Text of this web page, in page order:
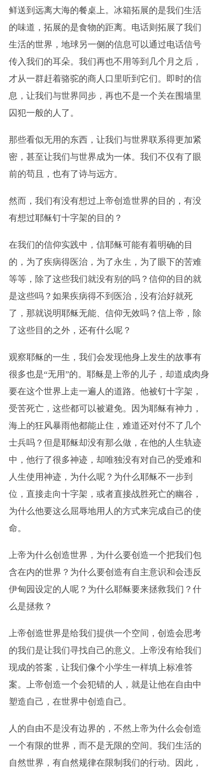
鲜送到远离大海的餐桌上。冰箱拓展的是我们生活
的味道，拓展的是食物的距离。电话则拓展了我们
生活的世界，地球另一侧的信息可以通过电话信号
传入我们的耳朵。我们再也不用等到几个月之后，
才从一群赶着骆驼的商人口里听到它们。即时的信
息，让我们与世界同步，再也不是一个关在围墙里
囚犯一般的人了。
那些看似无用的东西，让我们与世界联系得更加紧
密，甚至让我们与世界成为一体。我们不仅有了眼
前的苟且，也有了诗与远方。
然而，我们有没有想过上帝创造世界的目的，有没
有想过耶稣钉十字架的目的？
在我们的信仰实践中，信耶稣可能有着明确的目
的，为了疾病得医治，为了永生，为了眼下的苦难
等等，除了这些我们就没有别的吗？信仰的目的就
是这些吗？如果疾病得不到医治，没有治好就死
了，那就说明耶稣无能、信仰无效吗？信上帝，除
了这些目的之外，还有什么呢？
观察耶稣的一生，我们会发现他身上发生的故事有
很多也是“无用”的。耶稣是上帝的儿子，却道成肉身
要在这个世界上走一遍人的道路。他被钉十字架，
受苦死亡，这些都可以被避免。因为耶稣有神力，
海上的狂风暴雨他都能止住，难道还对付不了几个
士兵吗？但是耶稣却没有那么做，在他的人生轨迹
中，他行了很多神迹，却唯独没有对自己的受难和
人生使用神迹，为什么呢？为什么耶稣不一步到
位，直接走向十字架，或者直接战胜死亡的幽谷，
为什么他要这么屈辱地用人的方式来完成自己的使
命。
上帝为什么创造世界，为什么要创造一个把我们包
含在内的世界？为什么要创造有自主意识和会违反
伊甸园设定的人呢？为什么耶稣要来拯救我们？什
么是拯救？
上帝创造世界是给我们提供一个空间，创造会思考
的我们是让我们寻找自己的意义。上帝没有给我们
现成的答案，让我们像个小学生一样填上标准答
案。上帝创造一个会犯错的人，就是让他在自由中
塑造自己，在世界中创造自己。
人的自由不是没有边界的，不然上帝为什么会创造
一个有限的世界，而不是无限的空间。我们生活的
自然世界，有自然规律在限制我们的行动。因此，